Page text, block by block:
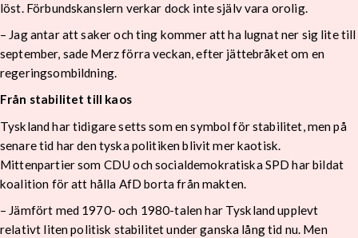
löst. Förbundskanslern verkar dock inte själv vara orolig.
– Jag antar att saker och ting kommer att ha lugnat ner sig lite till
september, sade Merz förra veckan, efter jättebråket om en
regeringsombildning.
Från stabilitet till kaos
Tyskland har tidigare setts som en symbol för stabilitet, men på
senare tid har den tyska politiken blivit mer kaotisk.
Mittenpartier som CDU och socialdemokratiska SPD har bildat
koalition för att hålla AfD borta från makten.
– Jämfört med 1970- och 1980-talen har Tyskland upplevt
relativt liten politisk stabilitet under ganska lång tid nu. Men